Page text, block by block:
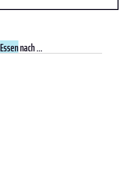
Essennach ...